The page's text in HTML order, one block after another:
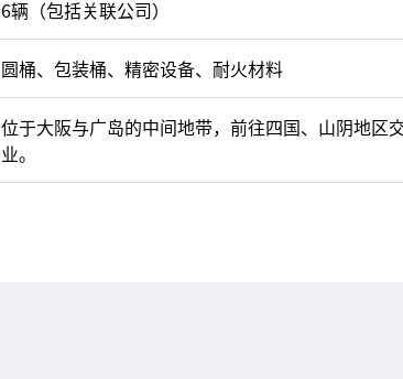
6辆（包括关联公司）
圆桶、包装桶、精密设备、耐火材料
位于大阪与广岛的中间地带，前往四国、山阴地
业。